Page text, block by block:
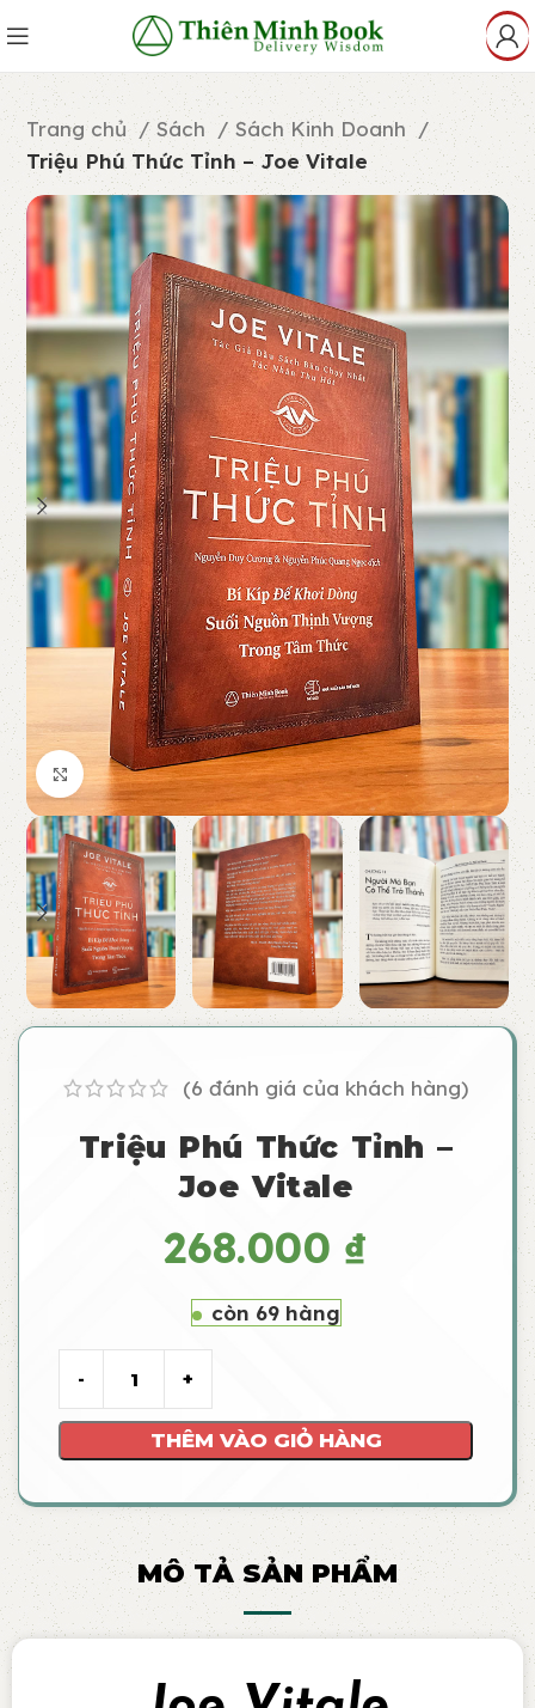
Trang chủ Sách
Sách Kinh Doanh
Triệu Phú Thức Tỉnh – Joe Vitale
Click to enlarge
(6 đánh giá của khách hàng)
Triệu Phú Thức Tỉnh –
Joe Vitale
268.000 ₫
còn 69 hàng
THÊM VÀO GIỎ HÀNG
MÔ TẢ SẢN PHẨM